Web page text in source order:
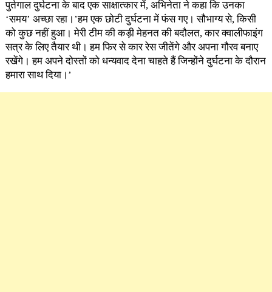
पुर्तगाल दुर्घटना के बाद एक साक्षात्कार में, अभिनेता ने कहा कि उनका
‘समय’ अच्छा रहा।’हम एक छोटी दुर्घटना में फंस गए। सौभाग्य से, किसी
को कुछ नहीं हुआ। मेरी टीम की कड़ी मेहनत की बदौलत, कार क्वालीफाइंग
सत्र के लिए तैयार थी। हम फिर से कार रेस जीतेंगे और अपना गौरव बनाए
रखेंगे। हम अपने दोस्तों को धन्यवाद देना चाहते हैं जिन्होंने दुर्घटना के दौरान
हमारा साथ दिया।’